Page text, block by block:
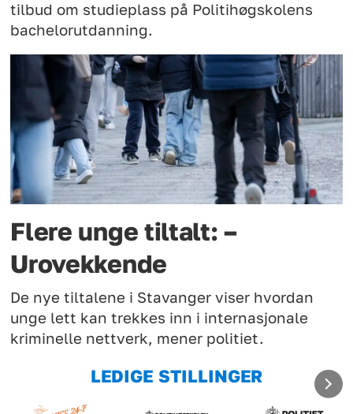
tilbud om studieplass på Politihøgskolens
bachelorutdanning.
Flere unge tiltalt: –
Urovekkende
De nye tiltalene i Stavanger viser hvordan
unge lett kan trekkes inn i internasjonale
kriminelle nettverk, mener politiet.
LEDIGE STILLINGER